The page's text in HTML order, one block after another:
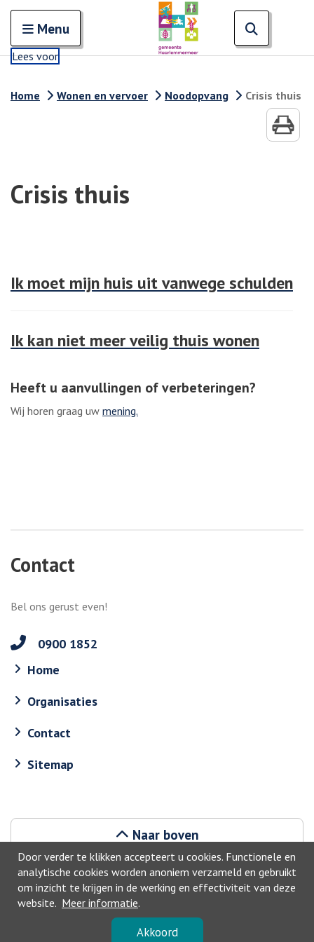
Door verder te klikken accepteert u cookies. Functionele en
analytische cookies worden anoniem verzameld en gebruikt
om inzicht te krijgen in de werking en effectiviteit van deze
website. Meer informatie.
Akkoord
Open en sluit het
Menu
Lees voor
Home Wonen en vervoer Noodopvang Crisis thuis
Crisis thuis
Ik moet mijn huis uit vanwege schulden
Ik kan niet meer veilig thuis wonen
Heeft u aanvullingen of verbeteringen?
Wij horen graag uw mening.
Contact
Bel ons gerust even!
0900 1852
Home
Organisaties
Contact
Sitemap
Naar boven
©2026, Haarlemmermeer
Privacyverklaring